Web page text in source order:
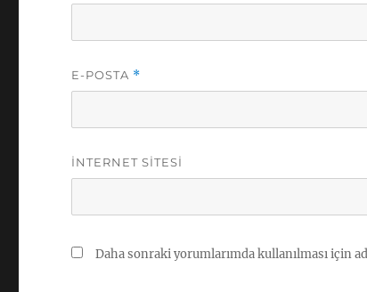
E-POSTA *
İNTERNET SITESI
Daha sonraki yorumlarımda kullanılması için